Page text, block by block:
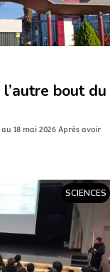
bout du
18 mai 2026 Après avoir
SCIENCES